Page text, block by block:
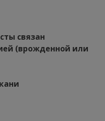
связан
(врожденной или